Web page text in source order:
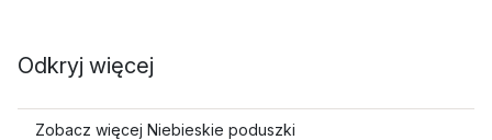
Odkryj więcej
Zobacz więcej Niebieskie poduszki